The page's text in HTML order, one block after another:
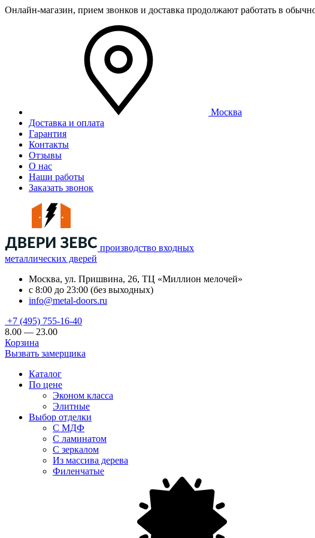
Онлайн-магазин, прием звонков и доставка продолжают работать в
Москва
Доставка и оплата
Гарантия
Контакты
Отзывы
О нас
Наши работы
Заказать звонок
производство входных
металлических дверей
Москва, ул. Пришвина, 26, ТЦ «Миллион мелочей»
с 8:00 до 23:00 (без выходных)
info@metal-doors.ru
+7 (495) 755-16-40
8.00 — 23.00
Корзина
Вызвать замерщика
Каталог
По цене
Эконом класса
Элитные
Выбор отделки
С МДФ
С ламинатом
С зеркалом
Из массива дерева
Филенчатые